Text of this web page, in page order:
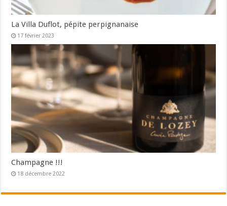
La Villa Duflot, pépite perpignanaise
17 février 2023
Champagne !!!
18 décembre 2022